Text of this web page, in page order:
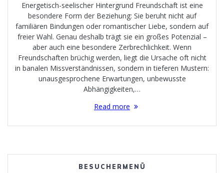
Energetisch-seelischer Hintergrund Freundschaft ist eine
besondere Form der Beziehung: Sie beruht nicht auf
familiären Bindungen oder romantischer Liebe, sondern auf
freier Wahl. Genau deshalb trägt sie ein großes Potenzial –
aber auch eine besondere Zerbrechlichkeit. Wenn
Freundschaften brüchig werden, liegt die Ursache oft nicht
in banalen Missverständnissen, sondern in tieferen Mustern:
unausgesprochene Erwartungen, unbewusste
Abhängigkeiten,…
Read more
BESUCHERMENÜ